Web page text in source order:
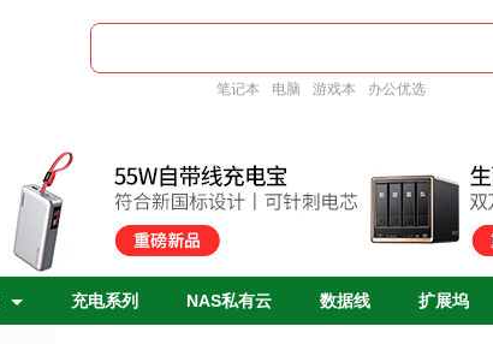
笔记本 电脑 游戏本 办公优选
充电系列 NAS私有云 数据线 扩展坞